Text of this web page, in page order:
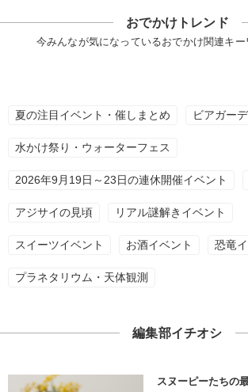
おでかけトレンド
今みんなが気になっているおでかけ関連キー
夏の注目イベント・催しまとめ ビアガー
水かけ祭り・ウォーターフェス
2026年9月19日～23日の連休開催イベント
アジサイの見頃 リアル謎解きイベント
スイーツイベント お酒イベント 恐竜
プラネタリウム・天体観測
編集部イチオシ
スヌーピーたちの